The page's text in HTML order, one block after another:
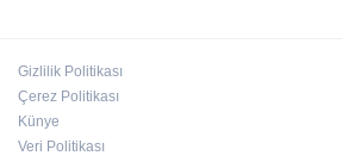
Gizlilik Politikası
Çerez Politikası
Künye
Veri Politikası